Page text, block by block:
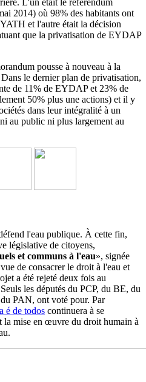
L'un était le référendum
2014) où 98% des habitants ont
et l'autre était la décision
que la privatisation de EYDAP
pousse à nouveau à la
Dans le dernier plan de privatisation,
de 11% de EYDAP et 23% de
50% plus une actions) et il y
dans leur intégralité à un
au public ni plus largement au
l'eau publique. À cette fin,
législative de citoyens,
et communs à l'eau», signée
de consacrer le droit à l'eau et
a été rejeté deux fois au
les députés du PCP, du BE, du
PAN, ont voté pour. Par
é de todos continuera à se
la mise en œuvre du droit humain à